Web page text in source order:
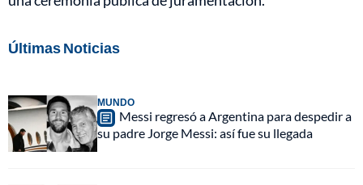
Últimas Noticias
MUNDO
Messi regresó a Argentina para despedir a
su padre Jorge Messi: así fue su llegada